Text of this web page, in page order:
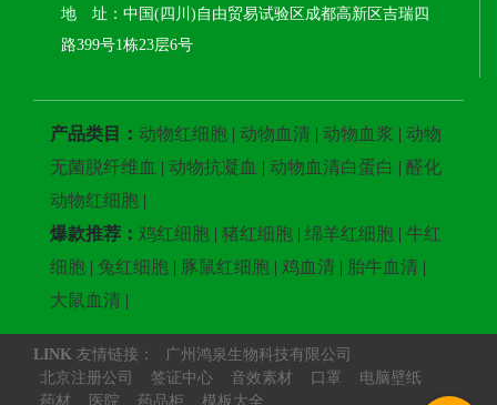
地 址：中国(四川)自由贸易试验区成都高新区吉瑞四
路399号1栋23层6号
产品类目： 动物红细胞 | 动物血清 | 动物血浆 | 动物
无菌脱纤维血 | 动物抗凝血 | 动物血清白蛋白 | 醛化
动物红细胞 |
爆款推荐： 鸡红细胞 | 猪红细胞 | 绵羊红细胞 | 牛红
细胞 | 兔红细胞 | 豚鼠红细胞 | 鸡血清 | 胎牛血清 |
大鼠血清 |
LINK 友情链接：
广州鸿泉生物科技有限公司
北京注册公司
签证中心 音效素材 口罩
电脑壁纸
药材
医院 药品柜 模板大全